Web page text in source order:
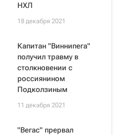
НХЛ
18 декабря 2021
Капитан "Виннипега"
получил травму в
столкновении с
россиянином
Подколзиным
11 декабря 2021
"Вегас" прервал